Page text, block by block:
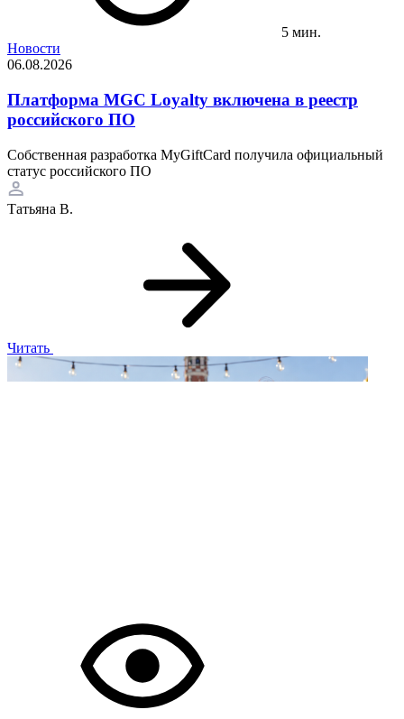
5 мин.
Новости
06.08.2026
Платформа MGC Loyalty включена в реестр
российского ПО
Собственная разработка MyGiftCard получила официальный
статус российского ПО
Татьяна В.
Читать